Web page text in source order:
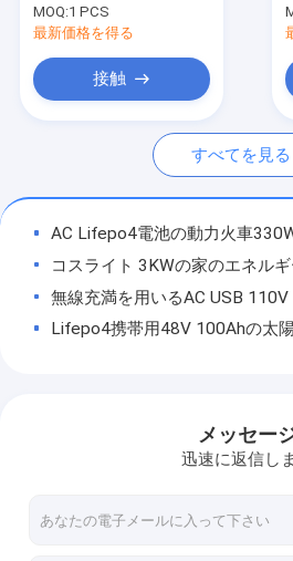
連続パワー系統
32700リチウム電池
海洋のリチウム電池
Lifepo4電池細胞
電気自転車電池
MOQ:1 PCS
最新価格を得る
接触
すべてを見る
AC Lifepo4電池の動力火車330W
コスライト 3KWの家のエネルギー蓄積
無線充満を用いるAC USB 110V 220V
Lifepo4携帯用48V 100Ahの太陽エネ
10KVA 220Vの連続パワー系統医学のオ
48100個のUPS Lifepo4のエネルギー蓄
壁のRVのための雑種の格子48V 200ah
メッセー
迅速に返信し